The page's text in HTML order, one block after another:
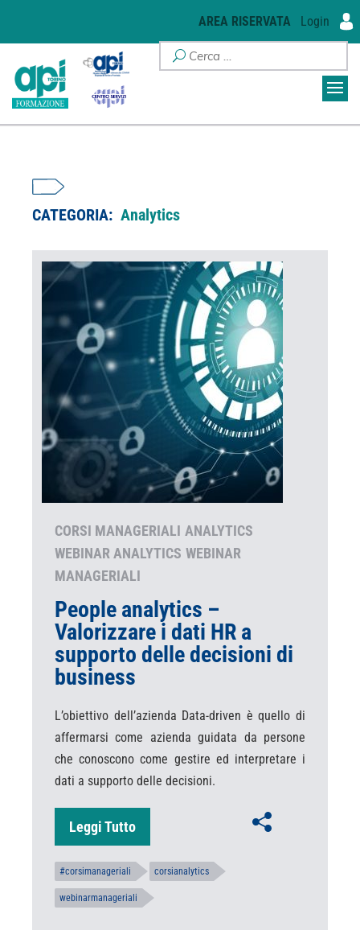
AREA RISERVATA Login
CATEGORIA: Analytics
CORSI MANAGERIALI ANALYTICS
WEBINAR ANALYTICS WEBINAR
MANAGERIALI
People analytics –
Valorizzare i dati HR a
supporto delle decisioni di
business
L’obiettivo dell’azienda Data-driven è quello di
affermarsi come azienda guidata da persone
che conoscono come gestire ed interpretare i
dati a supporto delle decisioni.
Leggi Tutto
#corsimanageriali corsianalytics
webinarmanageriali